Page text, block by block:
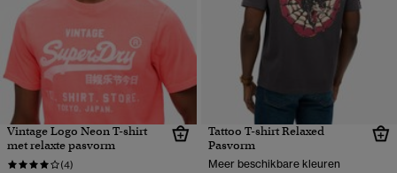
Vintage Logo Neon T-shirt
met relaxte pasvorm
(4)
Tattoo T-shirt Relaxed
Pasvorm
Meer beschikbare kleuren